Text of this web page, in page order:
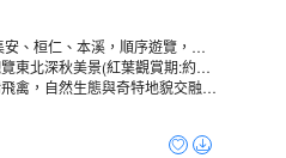
、桓仁、本溪，順序遊覽，節
東北深秋美景(紅葉觀賞期:約9
禽，自然生態與奇特地貌交融，